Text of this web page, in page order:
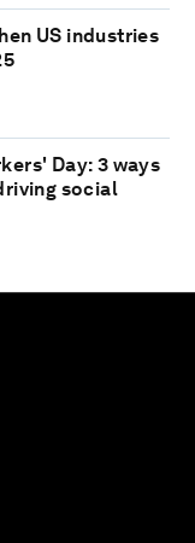
US industries
Day: 3 ways
social